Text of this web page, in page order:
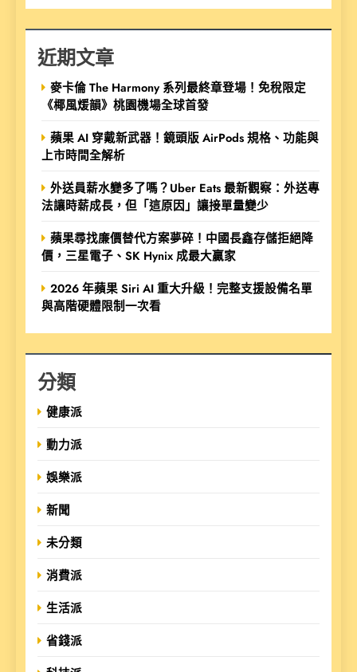
近期文章
麥卡倫 The Harmony 系列最終章登場！免稅限定
《椰風煖韻》桃園機場全球首發
蘋果 AI 穿戴新武器！鏡頭版 AirPods 規格、功能與
上市時間全解析
外送員薪水變多了嗎？Uber Eats 最新觀察：外送專
法讓時薪成長，但「這原因」讓接單量變少
蘋果尋找廉價替代方案夢碎！中國長鑫存儲拒絕降
價，三星電子、SK Hynix 成最大贏家
2026 年蘋果 Siri AI 重大升級！完整支援設備名單
與高階硬體限制一次看
分類
健康派
動力派
娛樂派
新聞
未分類
消費派
生活派
省錢派